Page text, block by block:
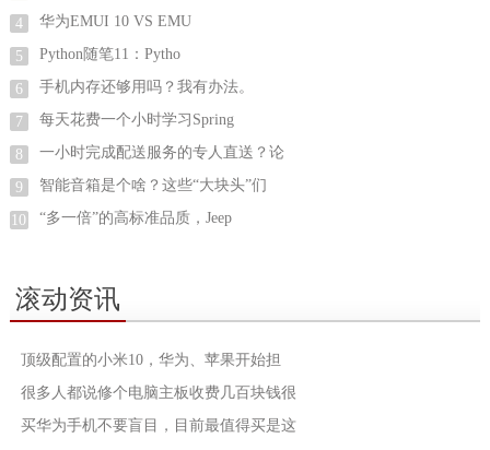
4 华为EMUI 10 VS EMU
5 Python随笔11：Pytho
6 手机内存还够用吗？我有办法。
7 每天花费一个小时学习Spring
8 一小时完成配送服务的专人直送？论
9 智能音箱是个啥？这些“大块头”们
10 “多一倍”的高标准品质，Jeep
滚动资讯
顶级配置的小米10，华为、苹果开始担
很多人都说修个电脑主板收费几百块钱很
买华为手机不要盲目，目前最值得买是这